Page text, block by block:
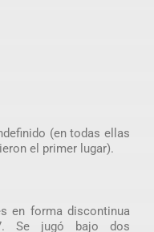
(en todas ellas
el primer lugar).
en forma discontinua
Se jugó bajo dos